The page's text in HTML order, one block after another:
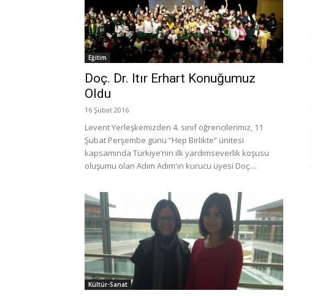
Eğitim
Doç. Dr. Itır Erhart Konuğumuz
Oldu
16 Şubat 2016
Levent Yerleşkemizden 4. sınıf öğrencilerimiz, 11
Şubat Perşembe günü “Hep Birlikte” ünitesi
kapsamında Türkiye’nin ilk yardımseverlik koşusu
oluşumu olan Adım Adım'ın kurucu üyesi Doç....
Kültür-Sanat